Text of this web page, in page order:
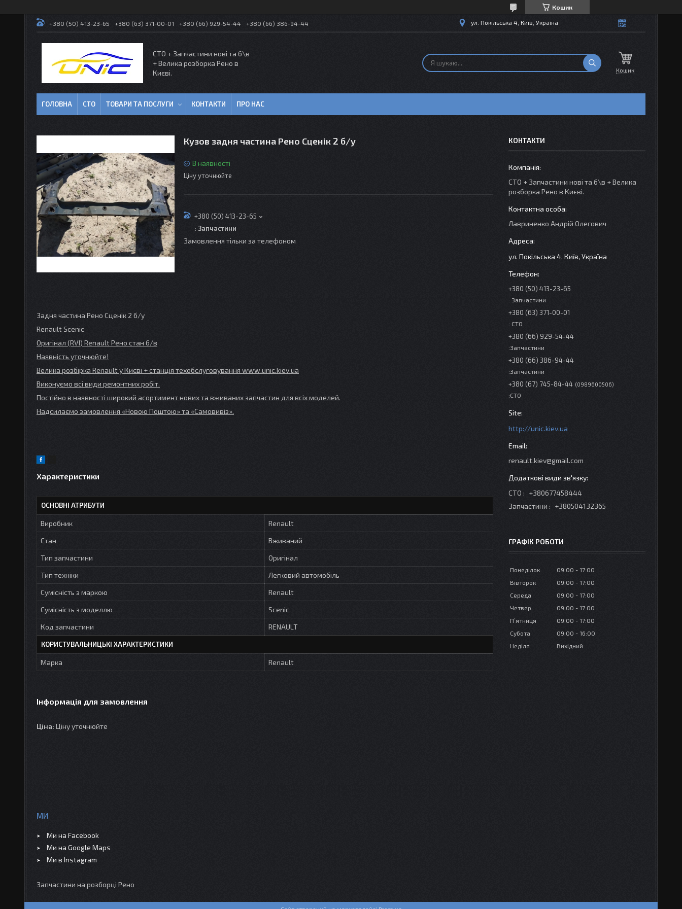
Кошик
+380 (50) 413-23-65 +380 (63) 371-00-01 +380 (66) 929-54-44 +380 (66) 386-94-44 ул. Покільська 4, Київ, Україна
СТО + Запчастини нові та б\в
+ Велика розборка Рено в
Києві.
Кошик
ГОЛОВНА СТО ТОВАРИ ТА ПОСЛУГИ КОНТАКТИ ПРО НАС
Кузов задня частина Рено Сценік 2 б/у
В наявності
Ціну уточнюйте
+380 (50) 413-23-65
: Запчастини
Замовлення тільки за телефоном
Задня частина Рено Сценік 2 б/у
Renault Scenic
Оригінал (RVI) RenaultРено стан б/в
Наявність уточнюйте!
Велика розбірка Renaultу Києві + станція техобслуговування www.unic.kiev.ua
Виконуємо всі види ремонтних робіт.
Постійно в наявності широкий асортимент нових та вживаних запчастин для всіх моделей.
Надсилаємо замовлення «Новою Поштою» та «Самовивіз».
Характеристики
ОСНОВНІ АТРИБУТИ
Виробник
Renault
Стан
Вживаний
Тип запчастини
Оригінал
Тип техніки
Легковий автомобіль
Сумісність з маркою
Renault
Сумісність з моделлю
Scenic
Код запчастини
RENAULT
КОРИСТУВАЛЬНИЦЬКІ ХАРАКТЕРИСТИКИ
Марка Renault
Інформація для замовлення
Ціна: Ціну уточнюйте
КОНТАКТИ
СТО + Запчастини нові та б\в + Велика
розборка Рено в Києві.
Лавриненко Андрій Олегович
ул. Покільська 4, Київ, Україна
+380 (50) 413-23-65
: Запчастини
+380 (63) 371-00-01
: СТО
+380 (66) 929-54-44
:Запчастини
+380 (66) 386-94-44
:Запчастини
+380 (67) 745-84-44 0989600506
:СТО
http://unic.kiev.ua
renault.kiev@gmail.com
СТО
+380677458444
Запчастини
+380504132365
ГРАФІК РОБОТИ
Понеділок 09:00
17:00
Вівторок
09:00
17:00
Середа
09:00
17:00
Четвер
09:00
17:00
Пʼятниця
09:00
17:00
Субота
09:00
16:00
Неділя
Вихідний
МИ
Ми на Facebook
Ми на Google Maps
Ми в Instagram
Запчастини на розборці Рено